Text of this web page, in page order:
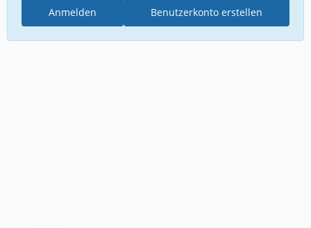
Benutzerkonto erstellen
Anmelden